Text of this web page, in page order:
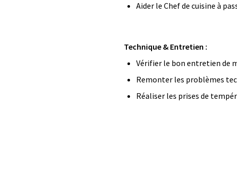
Aider le Chef de cuisine à
Technique & Entretien :
Vérifier le bon entretien de
Remonter les problèmes
Réaliser les prises de